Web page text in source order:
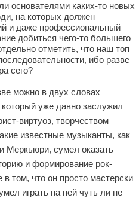
основателями каких-то новых
на которых должен
и даже профессиональный
добиться чего-то большего
отметить, что наш топ
ибо разве
сего?
можно в двух словах
который уже давно заслужил
виртуоз, творчеством
известные музыканты, как
Меркьюри, сумел оказать
и формирование рок-
том, что он просто мастерски
играть на ней чуть ли не